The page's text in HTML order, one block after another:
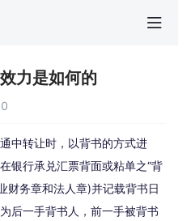
力是如何的
中转让时，以背书的方式进
银行承兑汇票背面或粘单之“背
财务章和法人章)并记载背书日
后一手背书人，前一手被背书